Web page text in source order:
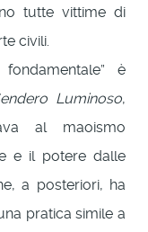
tutte vittime di
civili.
è
Luminoso,
al maoismo
e il potere dalle
a posteriori, ha
pratica simile a